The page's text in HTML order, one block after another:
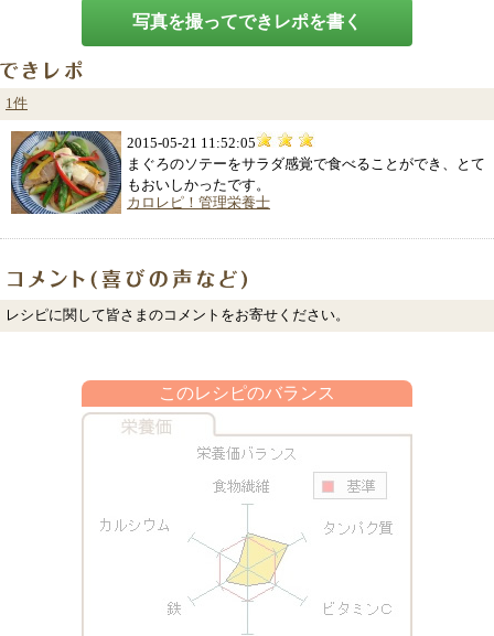
写真を撮ってできレポを書く
1件
2015-05-21 11:52:05
まぐろのソテーをサラダ感覚で食べることができ、とて
もおいしかったです。
カロレピ！管理栄養士
レシピに関して皆さまのコメントをお寄せください。
このレシピのバランス